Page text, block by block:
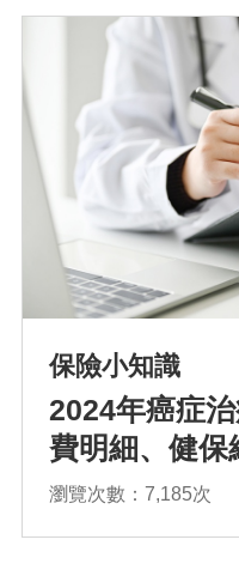
保險小知識
2024年癌症
費明細、健保
南
瀏覽次數：7,185次
排序
依近一個月
依上架時間
依瀏覽人數
確